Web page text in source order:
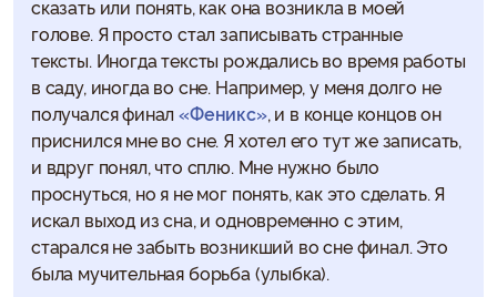
сказать или понять, как она возникла в моей
голове. Я просто стал записывать странные
тексты. Иногда тексты рождались во время работы
в саду, иногда во сне. Например, у меня долго не
получался финал«Феникс», и в конце концов он
приснился мне во сне. Я хотел его тут же записать,
и вдруг понял, что сплю. Мне нужно было
проснуться, но я не мог понять, как это сделать. Я
искал выход из сна, и одновременно с этим,
старался не забыть возникший во сне финал. Это
была мучительная борьба (улыбка).